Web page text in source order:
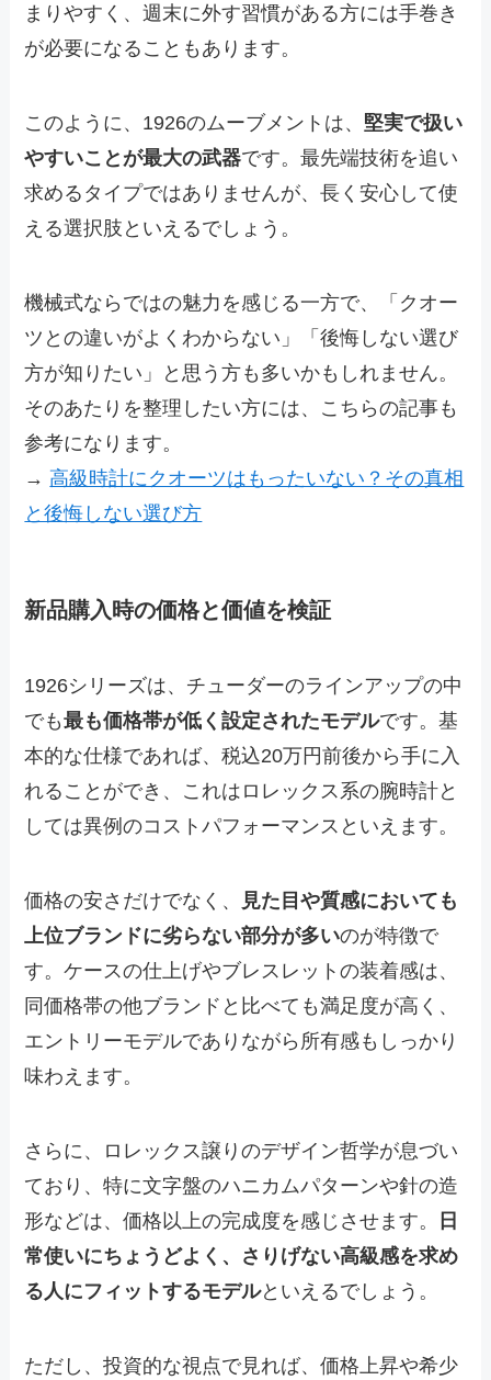
まりやすく、週末に外す習慣がある方には手巻き
が必要になることもあります。
このように、1926のムーブメントは、 堅実で扱い
やすいことが最大の武器です。最先端技術を追い
求めるタイプではありませんが、長く安心して使
える選択肢といえるでしょう。
機械式ならではの魅力を感じる一方で、「クオー
ツとの違いがよくわからない」「後悔しない選び
方が知りたい」と思う方も多いかもしれません。
そのあたりを整理したい方には、こちらの記事も
参考になります。
→高級時計にクオーツはもったいない？その真相
と後悔しない選び方
新品購入時の価格と価値を検証
1926シリーズは、チューダーのラインアップの中
でも最も価格帯が低く設定されたモデルです。基
本的な仕様であれば、税込20万円前後から手に入
れることができ、これはロレックス系の腕時計と
しては異例のコストパフォーマンスといえます。
価格の安さだけでなく、
見た目や質感においても
上位ブランドに劣らない部分が多いのが特徴で
す。ケースの仕上げやブレスレットの装着感は、
同価格帯の他ブランドと比べても満足度が高く、
エントリーモデルでありながら所有感もしっかり
味わえます。
さらに、ロレックス譲りのデザイン哲学が息づい
ており、特に文字盤のハニカムパターンや針の造
形などは、価格以上の完成度を感じさせます。
日
常使いにちょうどよく、さりげない高級感を求め
る人にフィットするモデルといえるでしょう。
ただし、投資的な視点で見れば、価格上昇や希少